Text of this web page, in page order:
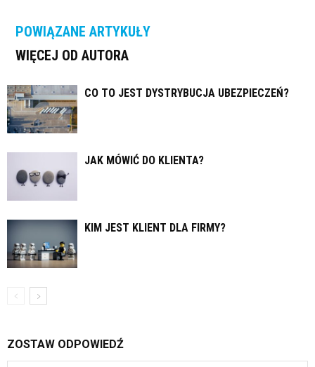
POWIĄZANE ARTYKUŁY
WIĘCEJ OD AUTORA
CO TO JEST DYSTRYBUCJA UBEZPIECZEŃ?
JAK MÓWIĆ DO KLIENTA?
KIM JEST KLIENT DLA FIRMY?
ZOSTAW ODPOWIEDŹ